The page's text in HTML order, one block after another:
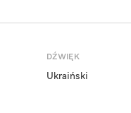
DŹWIĘK
Ukraiński